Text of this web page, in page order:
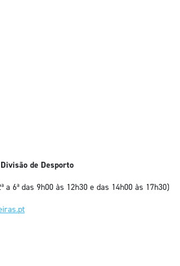
de Desporto
a 6ª das 9h00 às 12h30 e das 14h00 às 17h30)